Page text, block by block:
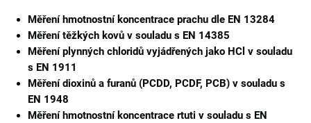
Měření hmotnostní koncentrace prachu dle EN 13284
Měření těžkých kovů v souladu s EN 14385
Měření plynných chloridů vyjádřených jako HCl v souladu
s EN 1911
Měření dioxinů a furanů (PCDD, PCDF, PCB) v souladu s
EN 1948
Měření hmotnostní koncentrace rtuti v souladu s EN